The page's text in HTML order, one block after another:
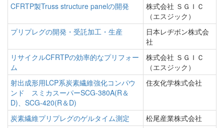
CFRTP製Truss structure panelの開発
株式会社 ＳＧＩＣ
（エスジック）
プリプレグの開発・受託加工・生産
日本レヂボン株式会
社
リサイクルCFRTPの効率的なプリフォー
ム
株式会社 ＳＧＩＣ
（エスジック）
射出成形用LCP系炭素繊維強化コンパウ
ンド スミカスーパーSCG-380A(R＆
D)、SCG-420(R＆D)
住友化学株式会社
炭素繊維プリプレグのゲルタイム測定
松尾産業株式会社